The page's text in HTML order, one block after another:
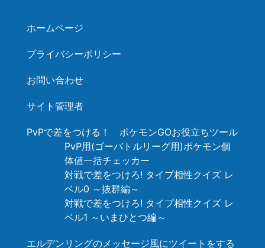
ホームページ
プライバシーポリシー
お問い合わせ
サイト管理者
PvPで差をつける！ ポケモンGOお役立ちツール
PvP用(ゴーバトルリーグ用)ポケモン個
体値一括チェッカー
対戦で差をつけろ! タイプ相性クイズ レ
ベル0 ～抜群編～
対戦で差をつけろ! タイプ相性クイズ レ
ベル1 ～いまひとつ編～
エルデンリングのメッセージ風にツイートをする